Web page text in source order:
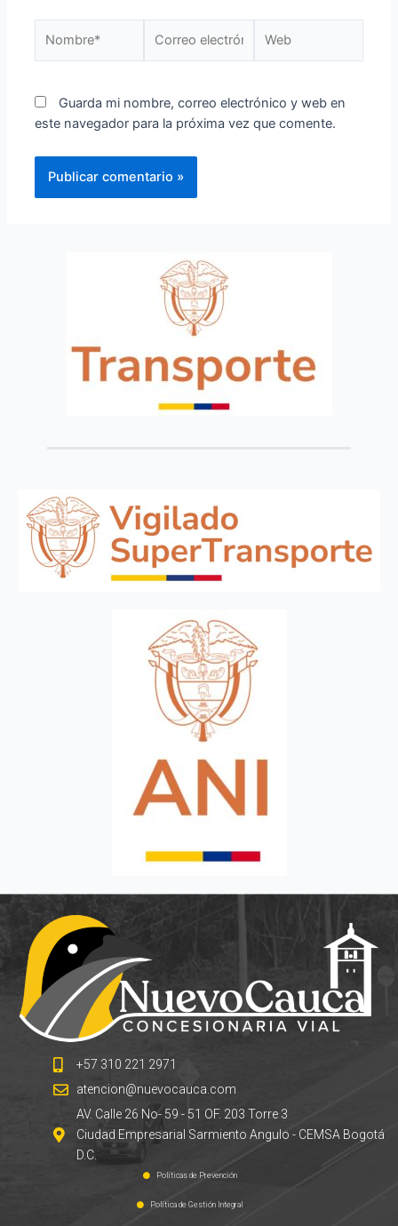
Guarda mi nombre, correo electrónico y web en
este navegador para la próxima vez que comente.
+57 310 221 2971
atencion@nuevocauca.com
AV. Calle 26 No- 59 - 51 OF. 203 Torre 3
Ciudad Empresarial Sarmiento Angulo - CEMSA Bogotá
D.C.
Políticas de Prevención
Política de Gestión Integral